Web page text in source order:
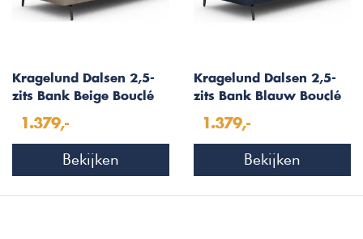
Kragelund Dalsen 2,5-
zits Bank Beige Bouclé
1.379,-
Bekijken
Kragelund Dalsen 2,5-
zits Bank Blauw Bouclé
1.379,-
Bekijken